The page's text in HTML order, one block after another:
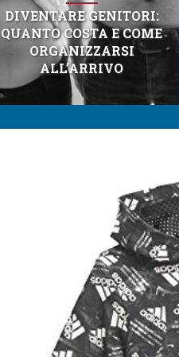
DIVENTARE GENITORI:
QUANTO COSTA E COME
ORGANIZZARSI
ALL’ARRIVO